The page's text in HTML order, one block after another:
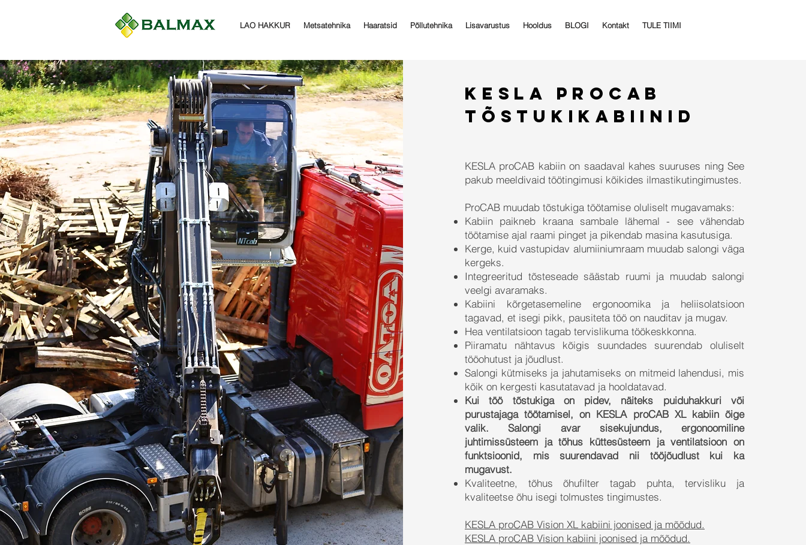
LAO HAKKUR Metsatehnika Haaratsid Põllutehnika Lisavarustus Hooldus BLOGI Kontakt TULE TIIMI
KESLA procab
tÕSTUKIKABIINID
KESLA proCAB kabiin on saadaval kahes suuruses ning See
pakub meeldivaid töötingimusi kõikides ilmastikutingimustes.
ProCAB muudab tõstukiga töötamise oluliselt mugavamaks:
Kabiin paikneb kraana sambale lähemal - see vähendab
töötamise ajal raami pinget ja pikendab masina kasutusiga.
Kerge, kuid vastupidav alumiiniumraam muudab salongi väga
kergeks.
Integreeritud tõsteseade säästab ruumi ja muudab salongi
veelgi avaramaks.
Kabiini kõrgetasemeline ergonoomika ja heliisolatsioon
tagavad, et isegi pikk, pausiteta töö on nauditav ja mugav.
Hea ventilatsioon tagab tervislikuma töökeskkonna.
Piiramatu nähtavus kõigis suundades suurendab oluliselt
tööohutust ja jõudlust.
Salongi kütmiseks ja jahutamiseks on mitmeid lahendusi, mis
kõik on kergesti kasutatavad ja hooldatavad.
Kui töö tõstukiga on pidev, näiteks puiduhakkuri või
purustajaga töötamisel, on KESLA proCAB XL kabiin õige
valik. Salongi avar sisekujundus, ergonoomiline
juhtimissüsteem ja tõhus küttesüsteem ja ventilatsioon on
funktsioonid, mis suurendavad nii tööjõudlust kui ka
mugavust.
Kvaliteetne, tõhus õhufilter tagab puhta, tervisliku ja
kvaliteetse õhu isegi tolmustes tingimustes.
KESLA proCAB Vision XL kabiini joonised ja mõõdud.
KESLA proCAB Vision kabiini joonised ja mõõdud.